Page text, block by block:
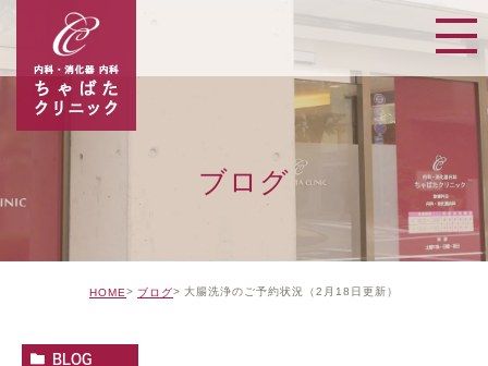
ブログ
HOME ブログ 大腸洗浄のご予約状況（2月18日更新）
BLOG